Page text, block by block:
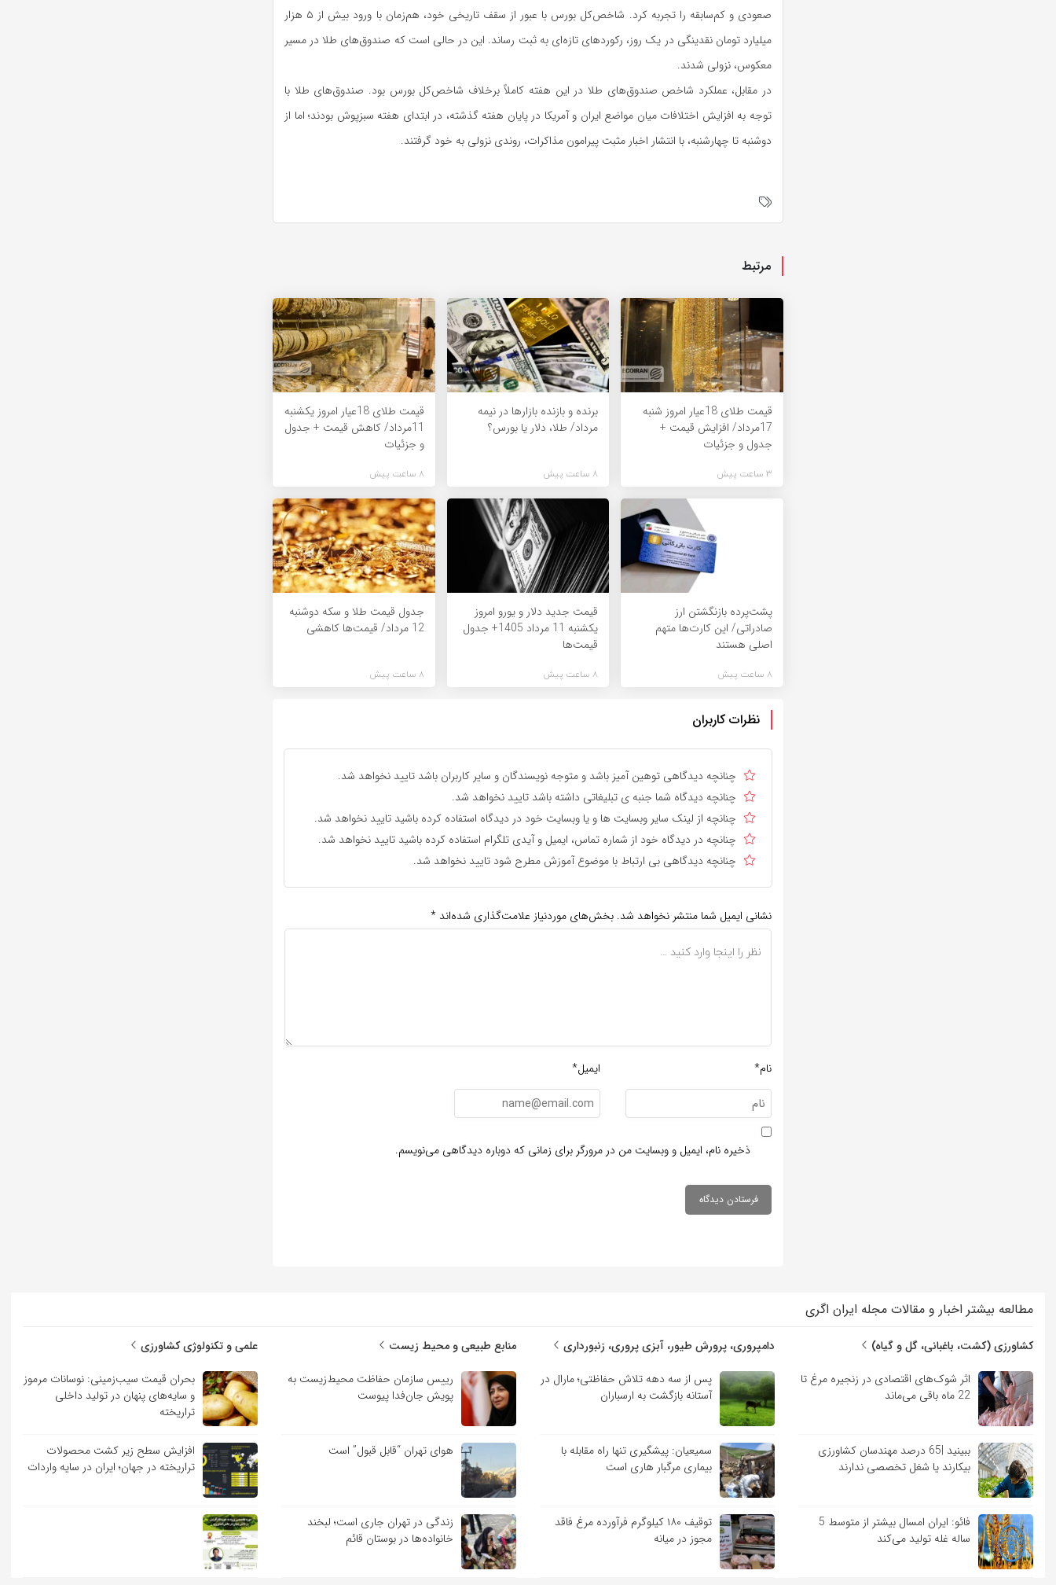
صعودی و کم‌سابقه را تجربه کرد. شاخص‌کل بورس با عبور از سقف تاریخی خود، هم‌زمان با ورود بیش از ۵ هزار
میلیارد تومان نقدینگی در یک روز، رکوردهای تازه‌ای به ثبت رساند. این در حالی‌ است که صندوق‌های طلا در مسیر
معکوس، نزولی شدند.
در مقابل، عملکرد شاخص صندوق‌های طلا در این هفته کاملاً برخلاف شاخص‌کل بورس بود. صندوق‌های طلا با
توجه به افزایش اختلافات میان مواضع ایران و آمریکا در پایان هفته گذشته، در ابتدای هفته سبزپوش بودند؛ اما از
دوشنبه تا چهارشنبه، با انتشار اخبار مثبت پیرامون مذاکرات، روندی نزولی به خود گرفتند.
مرتبط
قیمت طلای 18عیار امروز شنبه
17مرداد/ افزایش قیمت +
جدول و جزئیات
3 ساعت پیش
برنده‌ و بازنده بازارها در نیمه
مرداد/ طلا، دلار یا بورس؟
8 ساعت پیش
قیمت طلای 18عیار امروز یکشنبه
11مرداد/ کاهش قیمت + جدول
و جزئیات
8 ساعت پیش
پشت‌پرده بازنگشتن ارز
صادراتی/ این کارت‌ها متهم
اصلی هستند
8 ساعت پیش
قیمت جدید دلار و یورو امروز
یکشنبه 11 مرداد 1405+ جدول
قیمت‌ها
8 ساعت پیش
جدول قیمت طلا و سکه دوشنبه
12 مرداد/ قیمت‌ها کاهشی
8 ساعت پیش
نظرات کاربران
چنانچه دیدگاهی توهین آمیز باشد و متوجه نویسندگان و سایر کاربران باشد تایید نخواهد شد.
چنانچه دیدگاه شما جنبه ی تبلیغاتی داشته باشد تایید نخواهد شد.
چنانچه از لینک سایر وبسایت ها و یا وبسایت خود در دیدگاه استفاده کرده باشید تایید نخواهد شد.
چنانچه در دیدگاه خود از شماره تماس، ایمیل و آیدی تلگرام استفاده کرده باشید تایید نخواهد شد.
چنانچه دیدگاهی بی ارتباط با موضوع آموزش مطرح شود تایید نخواهد شد.
نشانی ایمیل شما منتشر نخواهد شد. بخش‌های موردنیاز علامت‌گذاری شده‌اند *
نام* ایمیل*
ذخیره نام، ایمیل و وبسایت من در مرورگر برای زمانی که دوباره دیدگاهی می‌نویسم.
مطالعه بیشتر اخبار و مقالات مجله ایران اگری
کشاورزی (کشت، باغبانی، گل و گیاه)
اثر شوک‌های اقتصادی در زنجیره مرغ تا
22 ماه باقی می‌ماند
ببینید |65 درصد مهندسان کشاورزی
بیکارند یا شغل تخصصی ندارند
فائو: ایران امسال بیشتر از متوسط 5
ساله غله تولید می‌کند
دامپروری، پرورش طیور، آبزی پروری، زنبورداری
پس از سه دهه تلاش حفاظتی؛ مارال در
آستانه بازگشت به ارسباران
سمیعیان: پیشگیری تنها راه مقابله با
بیماری مرگبار هاری است
توقیف ۱۸۰ کیلوگرم فرآورده مرغ فاقد
مجوز در میانه
منابع طبیعی و محیط زیست
رییس سازمان حفاظت محیط‌زیست به
پویش جان‌فدا پیوست
هوای تهران “قابل قبول” است
زندگی در تهران جاری است؛ لبخند
خانواده‌ها در بوستان قائم
علمی و تکنولوژی کشاورزی
بحران قیمت سیب‌زمینی: نوسانات مرموز
و سایه‌های پنهان در تولید داخلی
تراریخته
افزایش سطح زیر کشت محصولات
تراریخته در جهان؛ ایران در سایه واردات